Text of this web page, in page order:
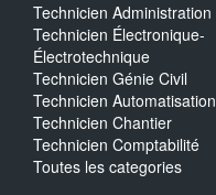
Technicien Administration
Technicien Électronique-
Électrotechnique
Technicien Génie Civil
Technicien Automatisation
Technicien Chantier
Technicien Comptabilité
Toutes les categories